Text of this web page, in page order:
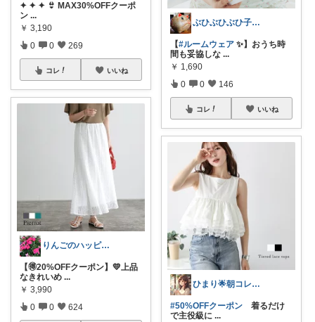
✦ ✦ ✦ 👙 MAX30%OFFクーポ
ン ...
￥ 3,190
0 0 269
コレ いいね
りんごのハッピールーム🍎ご購入に感謝✨
【🉐20%OFFクーポン】💛上品
なきれいめ ...
￥ 3,990
0 0 624
ぶひぶひぶひ子・暑いの苦手・・・辛い
【#ルームウェア ✨】おうち時
間も妥協しな ...
￥ 1,690
0 0 146
コレ いいね
ひまり🌟朝コレ💡いつも感謝💓
#50%OFFクーポン 着るだけ
で主役級に ...